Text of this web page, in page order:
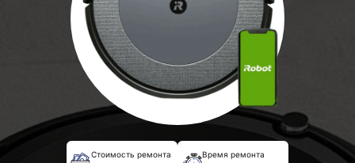
Стоимость ремонта Время ремонта